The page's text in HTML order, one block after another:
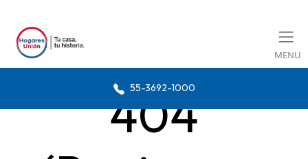
MENU
55-3692-1000
404